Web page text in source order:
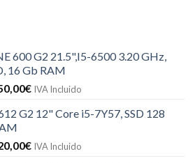
600 G2 21.5",I5-6500 3.20 GHz,
16 Gb RAM
€ IVA Incluido
G2 12" Core i5-7Y57, SSD 128
€ IVA Incluido